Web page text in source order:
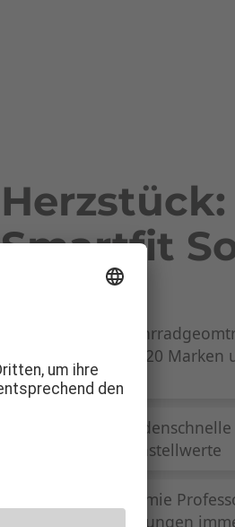
Smartfit
Umfangreichste
Welt mit mehr als 120 Marken
einzelne Modelle
Errechnet in
Rahmengröße + Einstellwerte
Werde zum Ergonomie
sind deine Empfehlungen